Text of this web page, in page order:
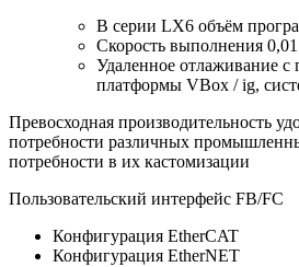
В серии LX6 объём
Скорость выполнения
Удаленное отлаживание
платформы VBox / ig,
Превосходная производительность
потребности различных
потребности в их кастомизации
Пользовательский интерфейс FB/FC
Конфигурация EtherCAT
Конфигурация EtherNET